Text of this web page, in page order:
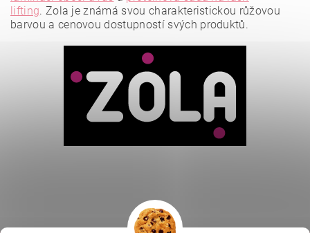
Vložením hodnocení souhlasíte sezásadami ochrany
lifting. Zola je známá svou charakteristickou růžovou
barvou a cenovou dostupností svých produktů.